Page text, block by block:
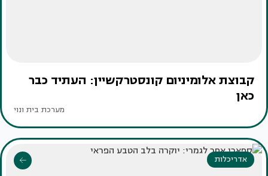
קבוצת אלומיניום קונסטרקשיין: העתיד כבר
כאן
מערכת בית ונוי
אדריכלות